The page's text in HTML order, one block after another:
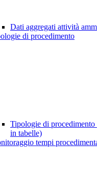
Dati aggregati attività
di procedimento
Tipologie di procedimento
in tabelle)
tempi